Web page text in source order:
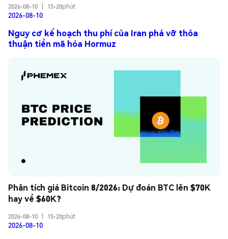
2026-08-10
15-20phút
2026-08-10
Nguy cơ kế hoạch thu phí của Iran phá vỡ thỏa
thuận tiền mã hóa Hormuz
Phân tích giá Bitcoin 8/2026: Dự đoán BTC lên $70K
hay về $60K?
2026-08-10 15-20phút
2026-08-10